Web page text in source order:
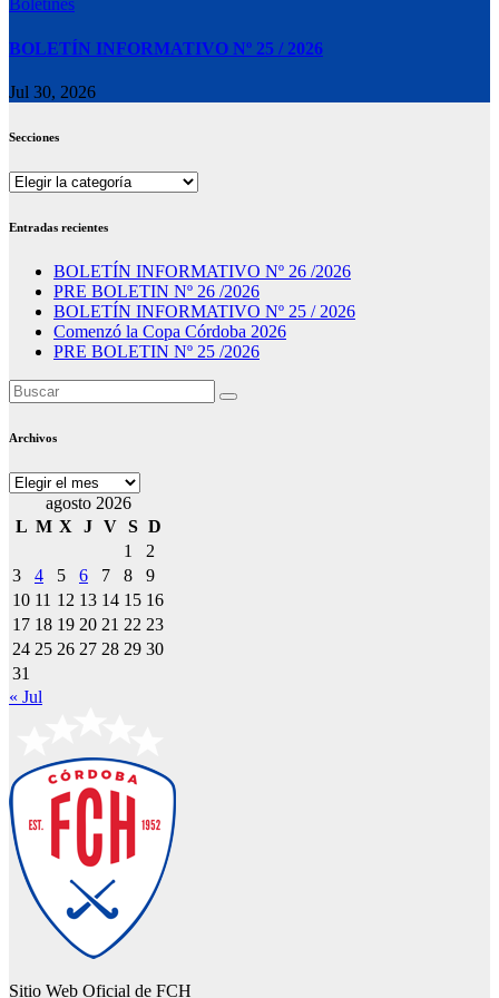
Boletines
BOLETÍN INFORMATIVO Nº 25 / 2026
Jul 30, 2026
Secciones
Secciones
Entradas recientes
BOLETÍN INFORMATIVO Nº 26 /2026
PRE BOLETIN Nº 26 /2026
BOLETÍN INFORMATIVO Nº 25 / 2026
Comenzó la Copa Córdoba 2026
PRE BOLETIN Nº 25 /2026
Archivos
Archivos
agosto 2026
L M X J V S D
1
2
3
4 5 6 7 8
9
10 11 12 13 14 15 16
17 18 19 20 21 22 23
24 25 26 27 28 29 30
31
« Jul
Sitio Web Oficial de FCH